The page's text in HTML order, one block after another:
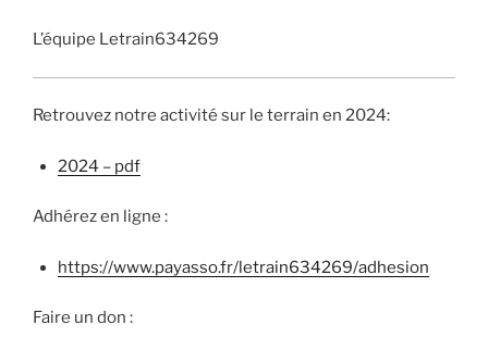
L’équipe Letrain634269
Retrouvez notre activité sur le terrain en 2024:
2024 – pdf
Adhérez en ligne :
https://www.payasso.fr/letrain634269/adhesion
Faire un don :